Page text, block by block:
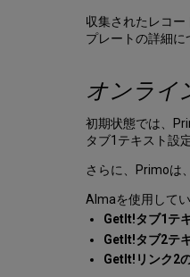
収集されたレコー
プレートの詳細に
オンライ
初期状態では、
タブ1テキスト設
さらに、Primoは
Almaを使用して
GetIt!タブ1テ
GetIt!タブ2テ
GetIt!リンク2